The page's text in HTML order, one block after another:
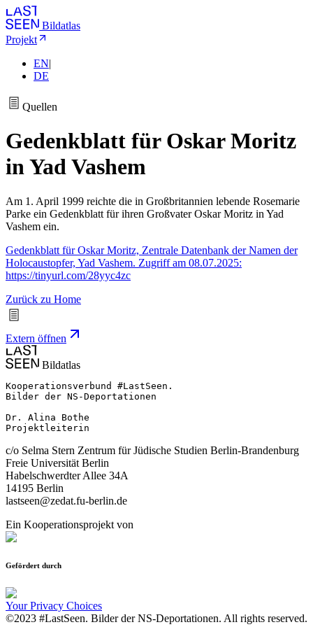
Bildatlas
Projekt
EN|
DE
Quellen
Gedenkblatt für Oskar Moritz
in Yad Vashem
Am 1. April 1999 reichte die in Großbritannien lebende Rosemarie
Parke ein Gedenkblatt für ihren Großvater Oskar Moritz in Yad
Vashem ein.
Gedenkblatt für Oskar Moritz, Zentrale Datenbank der Namen der
Holocaustopfer, Yad Vashem. Zugriff am 08.07.2025:
https://tinyurl.com/28yyc4zc
Zurück zu Home
Extern öffnen
Bildatlas
Kooperationsverbund #LastSeen.
Bilder der NS-Deportationen
Dr. Alina Bothe
Projektleiterin
c/o Selma Stern Zentrum für Jüdische Studien Berlin-Brandenburg
Freie Universität Berlin
Habelschwerdter Allee 34A
14195 Berlin
lastseen@zedat.fu-berlin.de
Ein Kooperationsprojekt von
Gefördert durch
Your Privacy Choices
©2023 #LastSeen. Bilder der NS-Deportationen. All rights reserved.